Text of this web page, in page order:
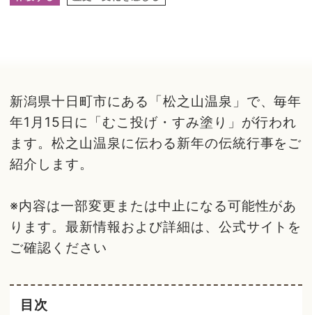
新潟県十日町市にある「松之山温泉」で、毎年
年1月15日に「むこ投げ・すみ塗り」が行われ
ます。松之山温泉に伝わる新年の伝統行事をご
紹介します。
※内容は一部変更または中止になる可能性があ
ります。最新情報および詳細は、公式サイトを
ご確認ください
目次